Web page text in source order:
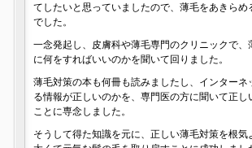
てしたいと思っていましたので、薄毛をあきらめ
でした。
一念発起し、皮膚科や薄毛専門のクリニックで、
に何をすればいいのかを聞いて回りました。
薄毛対策の本も何冊も読みましたし、インターネ
る情報が正しいのかを、専門医の方に聞いて正し
ことに専念しました。
そうして得た知識を元に、正しい薄毛対策を根気